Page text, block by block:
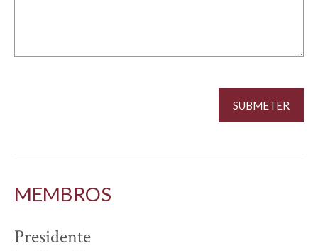
MEMBROS
Presidente